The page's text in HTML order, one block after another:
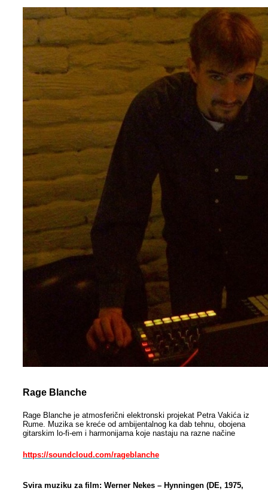
Rage Blanche
Rage Blanche je atmosferični elektronski projekat Petra Vakića iz
Rume. Muzika se kreće od ambijentalnog ka dab tehnu, obojena
gitarskim lo-fi-em i harmonijama koje nastaju na razne načine
https://soundcloud.com/rageblanche
Svira muziku za film: Werner Nekes – Hynningen (DE, 1975,